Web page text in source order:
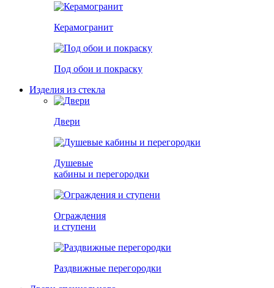
Керамогранит
Под обои и покраску
Изделия из стекла
Двери
Душевые
кабины и перегородки
Ограждения
и ступени
Раздвижные перегородки